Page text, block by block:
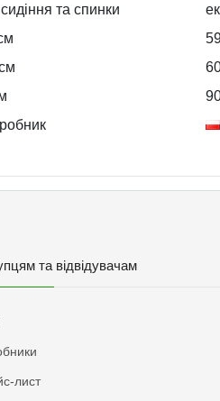
та спинки
та відвідувачам
лист